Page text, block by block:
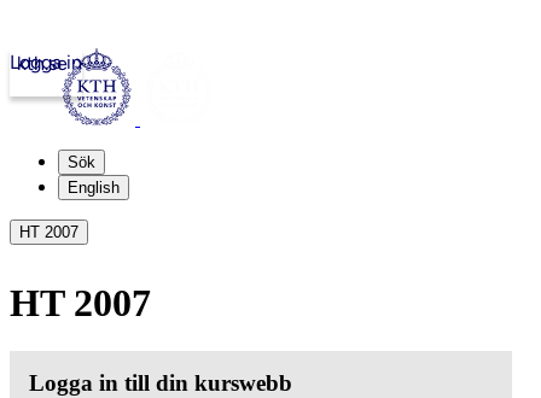
kth.se
Logga in
Sök
English
HT 2007
HT 2007
Logga in till din kurswebb